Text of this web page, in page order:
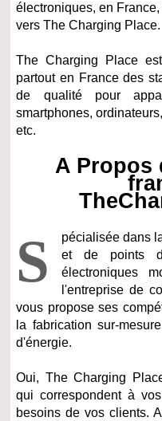
électroniques, en
vers The Charging Place.
The Charging Place
partout en France des
de qualité pour
smartphones,
etc.
A Propos
S
pécialisée dans
et de points
électroniques
l'entreprise de
vous propose ses
la fabrication sur-
d'énergie.
Oui, The Charging
qui correspondent à
besoins de vos clients.